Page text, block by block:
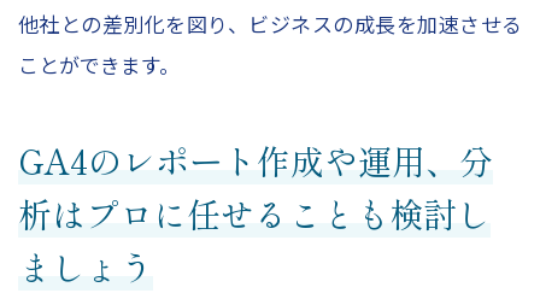
他社との差別化を図り、ビジネスの成長を加速させる
ことができます。
GA4のレポート作成や運用、分
析はプロに任せることも検討し
ましょう